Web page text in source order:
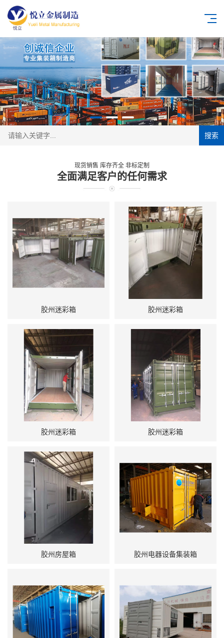
搜索
现货销售 库存齐全 非标定制
全面满足客户的任何需求
胶州迷彩箱 胶州迷彩箱
胶州迷彩箱 胶州迷彩箱
胶州房屋箱 胶州电器设备集装箱